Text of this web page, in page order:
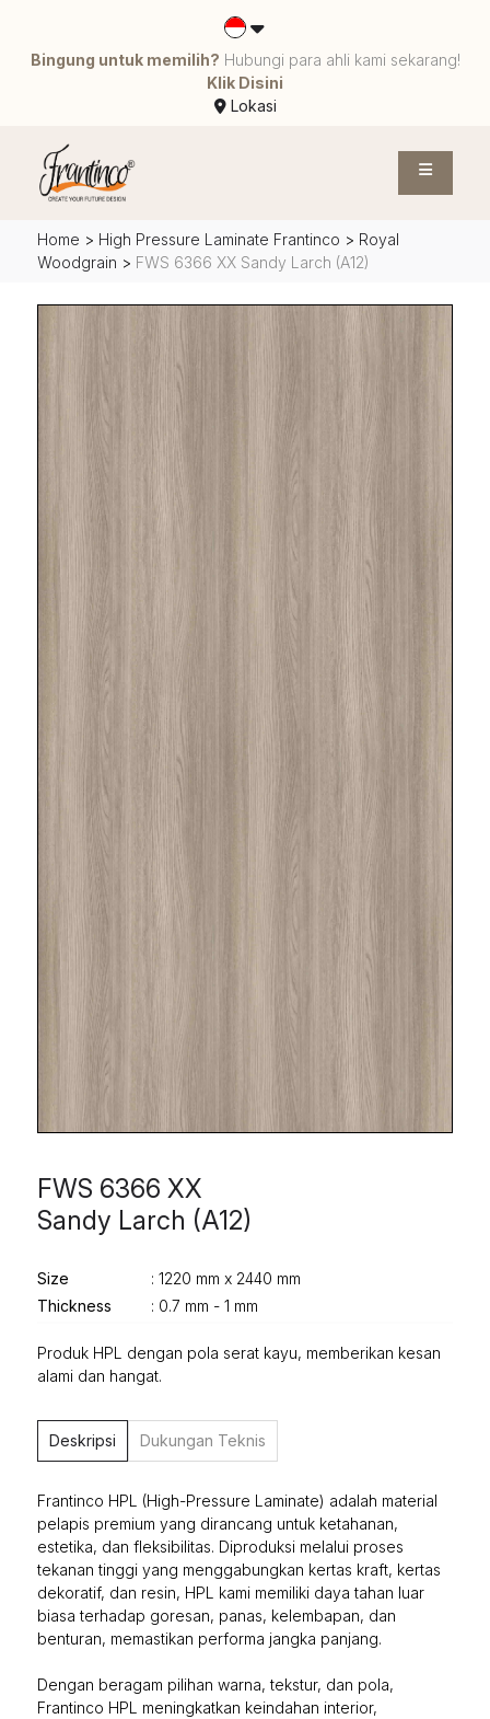
Bingung untuk memilih? Hubungi para ahli kami sekarang!
Klik Disini
Lokasi
Home > High Pressure Laminate Frantinco > Royal
Woodgrain > FWS 6366 XX Sandy Larch (A12)
FWS 6366 XX
Sandy Larch (A12)
Size
: 1220 mm x 2440 mm
Thickness
: 0.7 mm - 1 mm
Produk HPL dengan pola serat kayu, memberikan kesan
alami dan hangat.
Deskripsi Dukungan Teknis
Frantinco HPL (High-Pressure Laminate) adalah material
pelapis premium yang dirancang untuk ketahanan,
estetika, dan fleksibilitas. Diproduksi melalui proses
tekanan tinggi yang menggabungkan kertas kraft, kertas
dekoratif, dan resin, HPL kami memiliki daya tahan luar
biasa terhadap goresan, panas, kelembapan, dan
benturan, memastikan performa jangka panjang.
Dengan beragam pilihan warna, tekstur, dan pola,
Frantinco HPL meningkatkan keindahan interior,